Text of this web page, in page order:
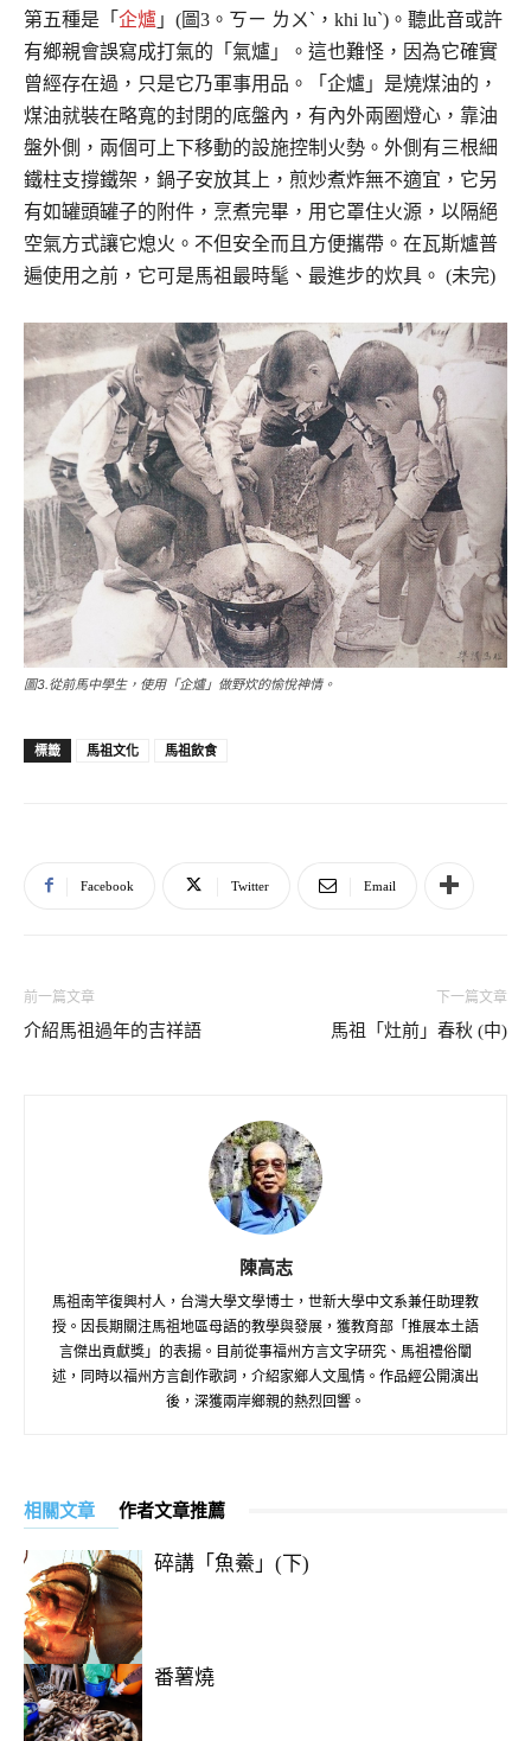
第五種是「 企爐 」(圖3。ㄎㄧ ㄌㄨˋ，khi luˋ)。聽此音或許
有鄉親會誤寫成打氣的「氣爐」。這也難怪，因為它確實
曾經存在過，只是它乃軍事用品。「企爐」是燒煤油的，
煤油就裝在略寬的封閉的底盤內，有內外兩圈燈心，靠油
盤外側，兩個可上下移動的設施控制火勢。外側有三根細
鐵柱支撐鐵架，鍋子安放其上，煎炒煮炸無不適宜，它另
有如罐頭罐子的附件，烹煮完畢，用它罩住火源，以隔絕
空氣方式讓它熄火。不但安全而且方便攜帶。在瓦斯爐普
遍使用之前，它可是馬祖最時髦、最進步的炊具。 (未完)
圖3.從前馬中學生，使用「企爐」做野炊的愉悅神情。
標籤 馬祖文化 馬祖飲食
Facebook Twitter Email
前一篇文章
介紹馬祖過年的吉祥語
下一篇文章
馬祖「灶前」春秋 (中)
陳高志
馬祖南竿復興村人，台灣大學文學博士，世新大學中文系兼任助理教
授。因長期關注馬祖地區母語的教學與發展，獲教育部「推展本土語
言傑出貢獻獎」的表揚。目前從事福州方言文字研究、馬祖禮俗闡
述，同時以福州方言創作歌詞，介紹家鄉人文風情。作品經公開演出
後，深獲兩岸鄉親的熱烈回響。
相關文章 作者文章推薦
碎講「魚鯗」(下)
番薯燒